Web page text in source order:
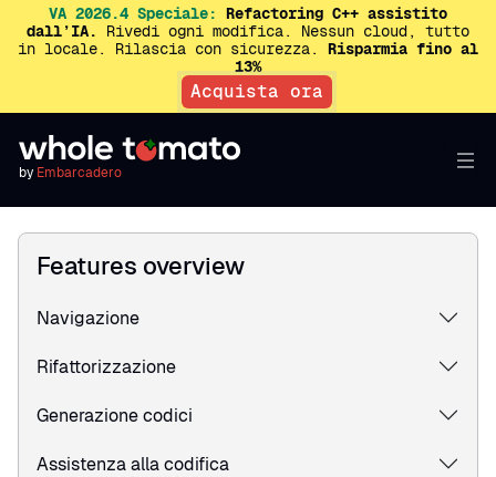
VA 2026.4 Speciale: Refactoring C++ assistito
dall’IA.
Rivedi ogni modifica. Nessun cloud, tutto
in locale. Rilascia con sicurezza. Risparmia fino al
13%
Acquista ora
by Embarcadero
Features overview
Navigazione
Rifattorizzazione
Generazione codici
Assistenza alla codifica